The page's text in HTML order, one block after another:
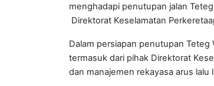
menghadapi penutupan jalan
Direktorat Keselamatan
Dalam persiapan penutupan
termasuk dari pihak Direktorat
dan manajemen rekayasa arus lalu